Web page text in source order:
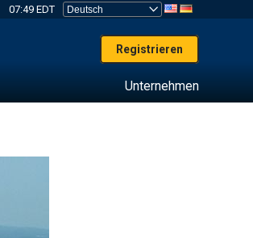
07:49 EDT
Registrieren
Unternehmen